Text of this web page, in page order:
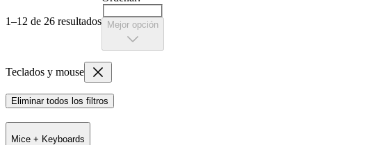
1–12 de 26 resultados Mejor opción
Teclados y mouse
Eliminar todos los filtros
Mice + Keyboards